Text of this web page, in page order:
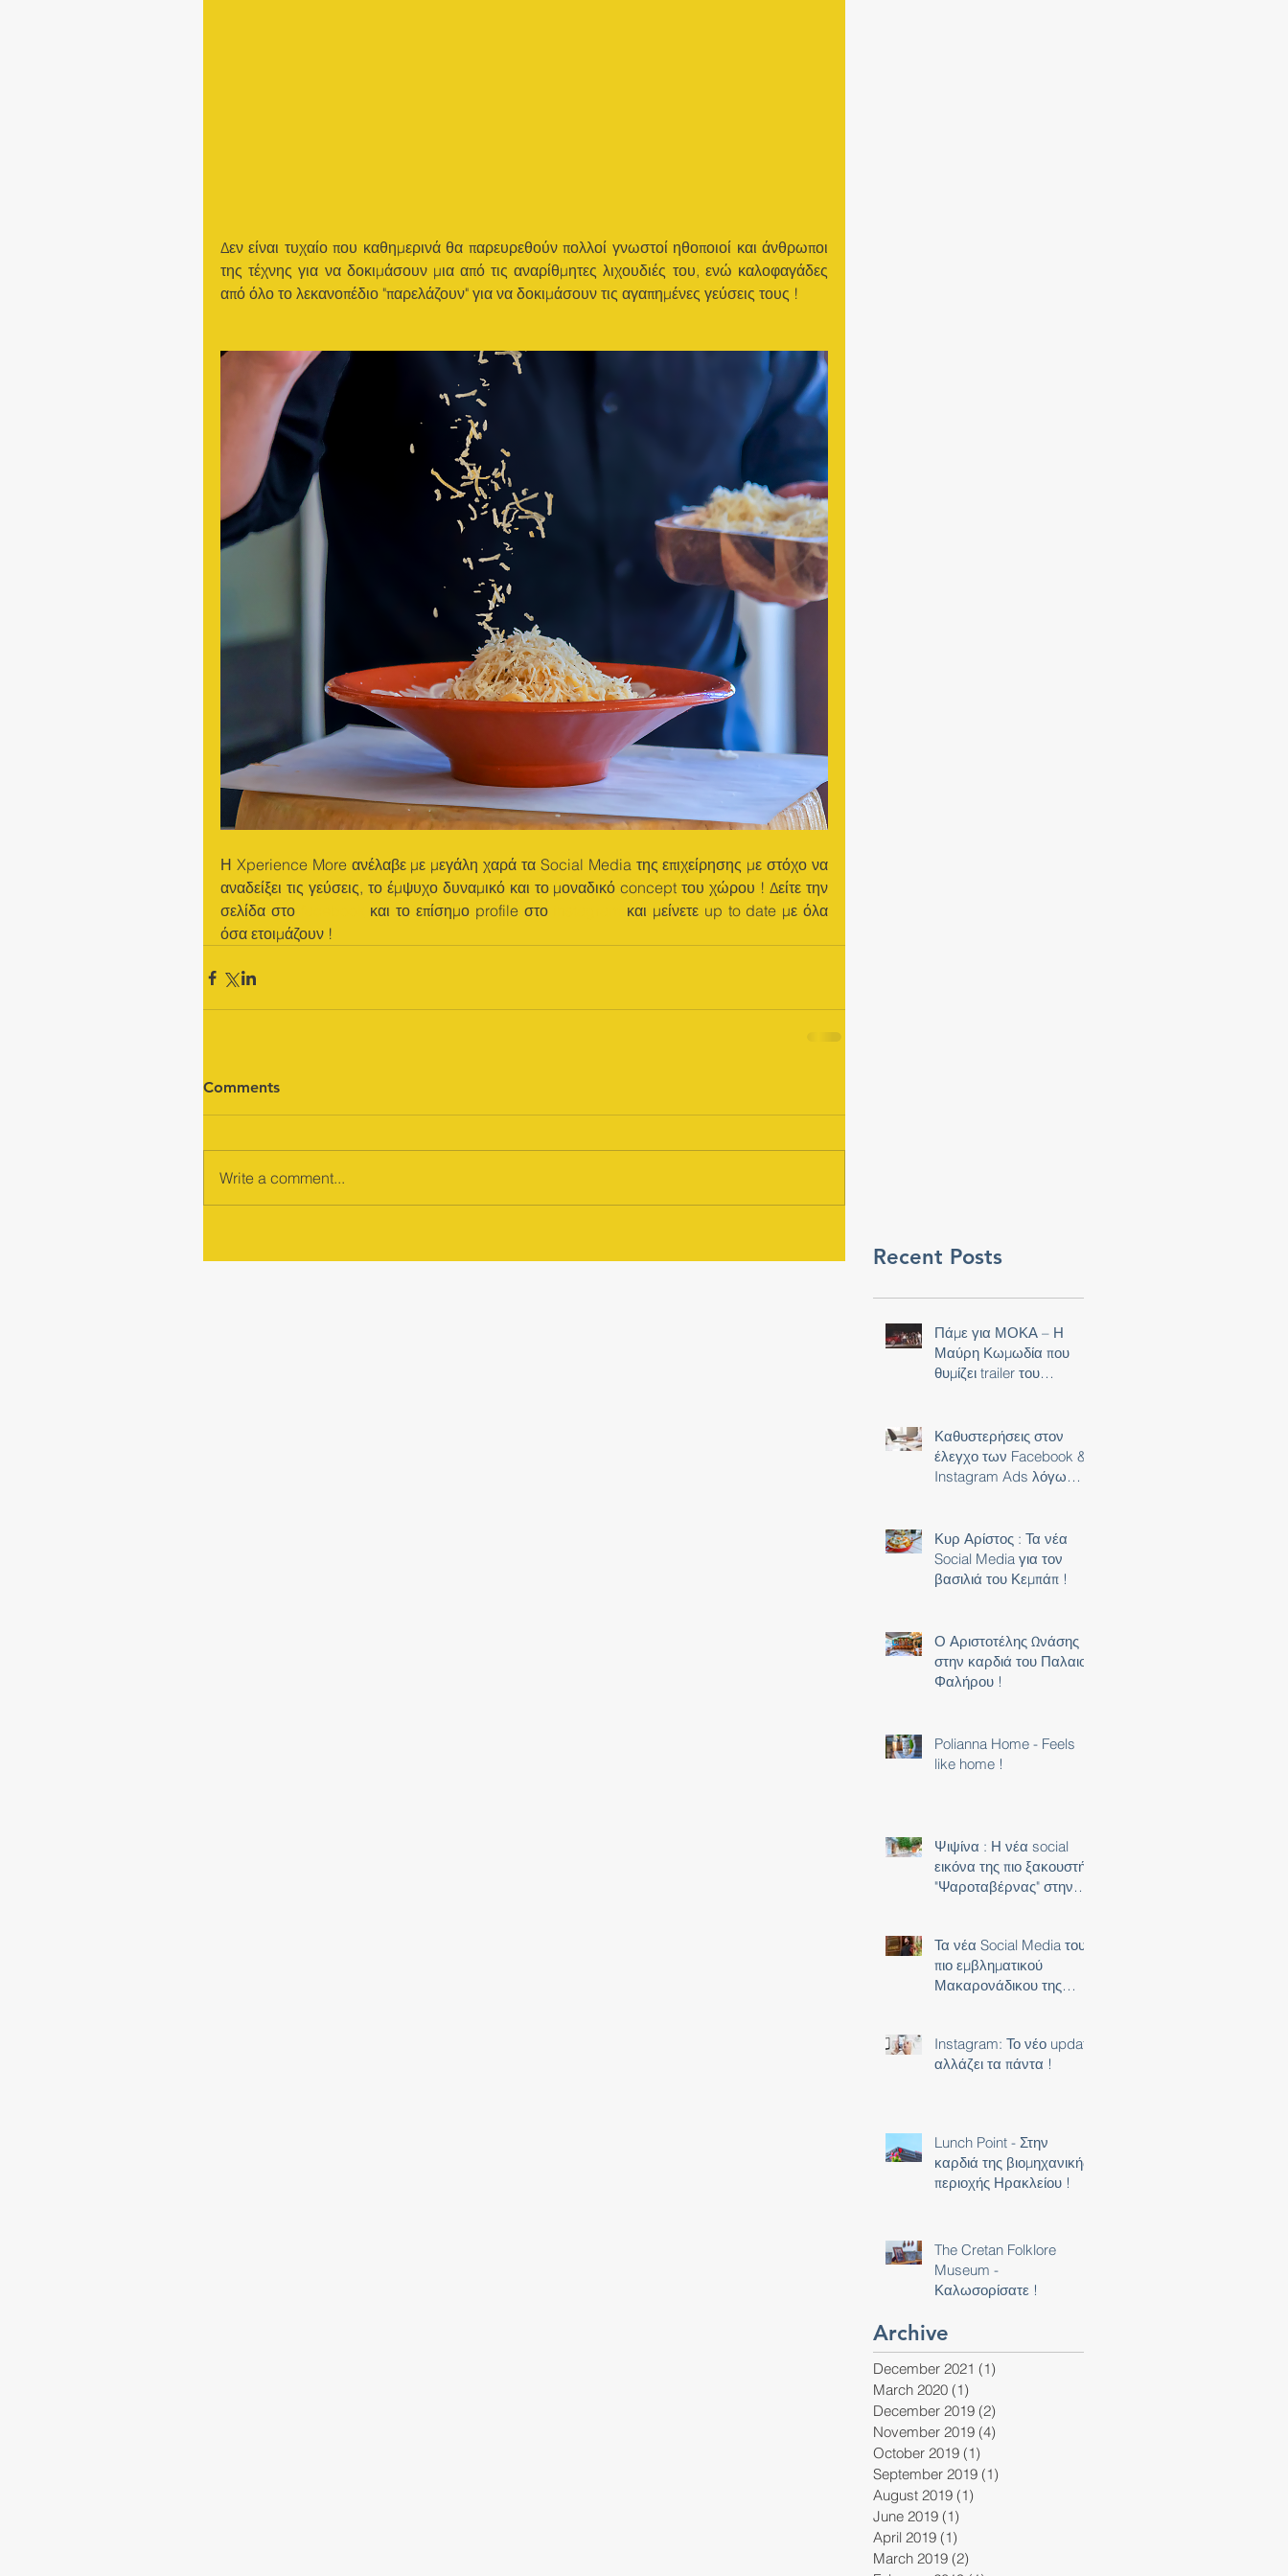
Δεν είναι τυχαίο που καθημερινά θα παρευρεθούν πολλοί γνωστοί ηθοποιοί και άνθρωποι
της τέχνης για να δοκιμάσουν μια από τις αναρίθμητες λιχουδιές του, ενώ καλοφαγάδες
από όλο το λεκανοπέδιο "παρελάζουν" για να δοκιμάσουν τις αγαπημένες γεύσεις τους !
Η Xperience More ανέλαβε με μεγάλη χαρά τα Social Media της επιχείρησης με στόχο να
αναδείξει τις γεύσεις, το έμψυχο δυναμικό και το μοναδικό concept του χώρου ! Δείτε την
σελίδα στο
και το επίσημο profile στο
και μείνετε up to date με όλα
όσα ετοιμάζουν !
Comments
Write a comment...
Recent Posts
Πάμε για ΜΟΚΑ – Η
Μαύρη Κωμωδία που
θυμίζει trailer του
Καθυστερήσεις στον
έλεγχο των Facebook &
Instagram Ads λόγω
Κυρ Αρίστος : Τα νέα
Social Media για τον
βασιλιά του Κεμπάπ !
Ο Αριστοτέλης Ωνάσης
στην καρδιά του Παλαιού
Φαλήρου !
Polianna Home - Feels
like home !
Ψιψίνα : Η νέα social
εικόνα της πιο ξακουστής
"Ψαροταβέρνας" στην
Τα νέα Social Media του
πιο εμβληματικού
Μακαρονάδικου της
Instagram: Το νέο update
αλλάζει τα πάντα !
Lunch Point - Στην
καρδιά της βιομηχανικής
περιοχής Ηρακλείου !
The Cretan Folklore
Museum -
Καλωσορίσατε !
Archive
December 2021 (1)
March 2020 (1)
December 2019 (2)
November 2019 (4)
October 2019 (1)
September 2019 (1)
August 2019 (1)
June 2019 (1)
April 2019 (1)
March 2019 (2)